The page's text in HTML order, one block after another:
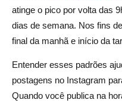
atinge o pico por volta das
dias de semana. Nos fins
final da manhã e início da
Entender esses padrões
postagens no Instagram
Quando você publica na